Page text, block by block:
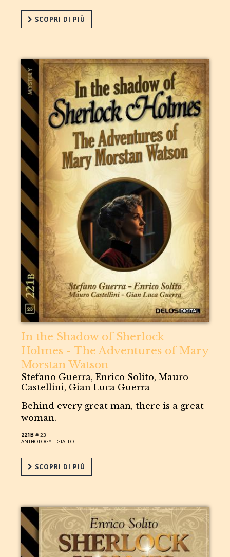
SCOPRI DI PIÙ
In the Shadow of Sherlock
Holmes - The Adventures of Mary
Morstan Watson
Stefano Guerra, Enrico Solito, Mauro
Castellini, Gian Luca Guerra
Behind every great man, there is a great
woman.
221B # 23
ANTHOLOGY |GIALLO
SCOPRI DI PIÙ